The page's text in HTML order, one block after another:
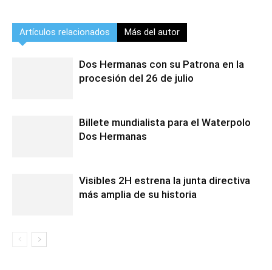
Artículos relacionados Más del autor
Dos Hermanas con su Patrona en la
procesión del 26 de julio
Billete mundialista para el Waterpolo
Dos Hermanas
Visibles 2H estrena la junta directiva
más amplia de su historia